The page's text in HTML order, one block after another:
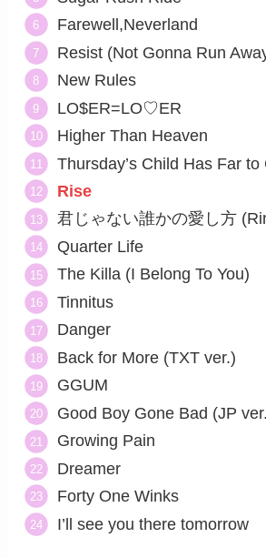
Farewell,Neverland
Resist (Not Gonna Run
New Rules
LO$ER=LO♡ER
Higher Than Heaven
Thursday’s Child Has Far to
Rise
君じゃない誰かの愛し方
Quarter Life
The Killa (I Belong To You)
Tinnitus
Danger
Back for More (TXT ver.)
GGUM
Good Boy Gone Bad (JP
Growing Pain
Dreamer
Forty One Winks
I’ll see you there tomorrow